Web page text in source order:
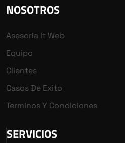
NOSOTROS
Asesoria It Web
Equipo
Clientes
Casos De Exito
Terminos Y Condiciones
SERVICIOS